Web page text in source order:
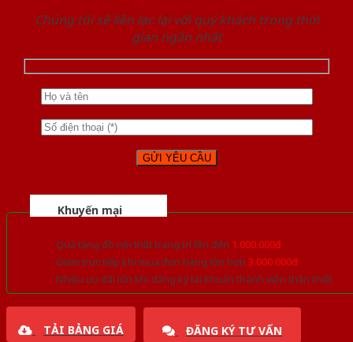
Chúng tôi sẽ liên lạc lại với quý khách trong thời
gian ngắn nhất
Khuyến mại
Quà tặng đồ nội thất trang trí lên đến 1.000.000đ
Giảm trực tiếp khi mua đơn hàng lớn hơn 3.000.000đ
Nhiều ưu đãi lớn khi đăng ký tài khoản thành viên thân thiết
TẢI BẢNG GIÁ ĐĂNG KÝ TƯ VẤN